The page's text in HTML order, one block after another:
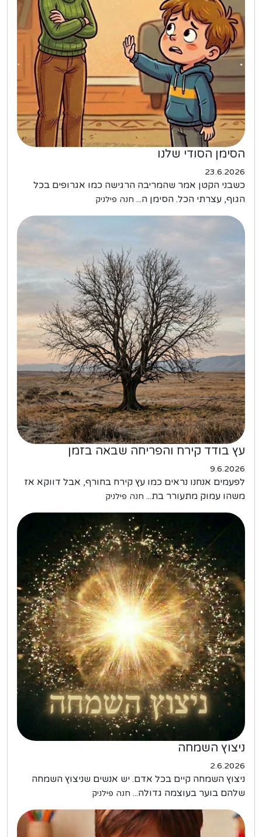
הסימן הסודי שלנו
23.6.2026
כשבני הקטן אמר שהמריבה הרגישה כמו אגרופים בכל
הגוף, עצרתי הכל. הסימן ה... חנה פילניק
עץ בודד קירח והפריחה שבאה בזמן
9.6.2026
לפעמים אנחנו נראים כמו עץ קירח בחורף, אבל דווקא אז
משהו עמוק מתעורר בת... חנה פילניק
ניצוץ השמחה
2.6.2026
ניצוץ השמחה קיים בכל אדם. יש אנשים שניצוץ השמחה
שלהם בוער בעוצמה גדולה... חנה פילניק